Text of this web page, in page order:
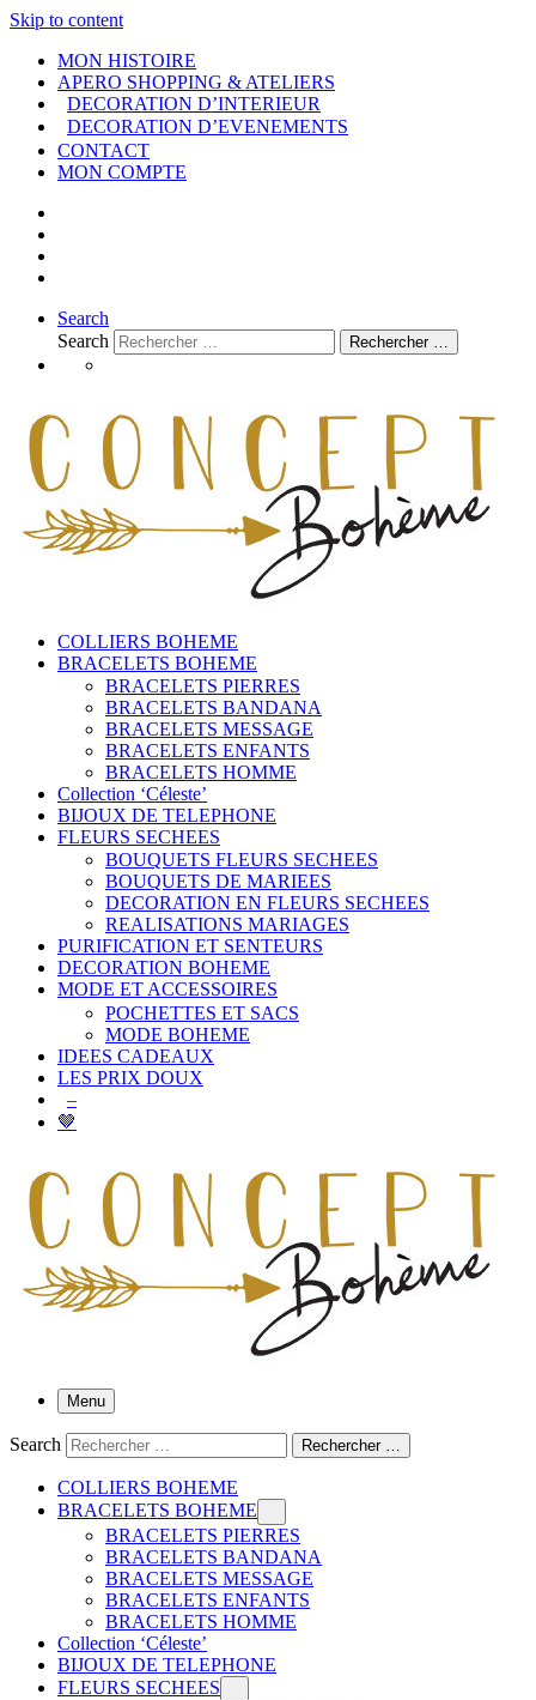
Skip to content
MON HISTOIRE
APERO SHOPPING & ATELIERS
DECORATION D’INTERIEUR
DECORATION D’EVENEMENTS
CONTACT
MON COMPTE
Search
Search
Rechercher …
COLLIERS BOHEME
BRACELETS BOHEME
BRACELETS PIERRES
BRACELETS BANDANA
BRACELETS MESSAGE
BRACELETS ENFANTS
BRACELETS HOMME
Collection ‘Céleste’
BIJOUX DE TELEPHONE
FLEURS SECHEES
BOUQUETS FLEURS SECHEES
BOUQUETS DE MARIEES
DECORATION EN FLEURS SECHEES
REALISATIONS MARIAGES
PURIFICATION ET SENTEURS
DECORATION BOHEME
MODE ET ACCESSOIRES
POCHETTES ET SACS
MODE BOHEME
IDEES CADEAUX
LES PRIX DOUX
–
🤎
Menu
Search Rechercher …
COLLIERS BOHEME
BRACELETS BOHEME
BRACELETS PIERRES
BRACELETS BANDANA
BRACELETS MESSAGE
BRACELETS ENFANTS
BRACELETS HOMME
Collection ‘Céleste’
BIJOUX DE TELEPHONE
FLEURS SECHEES